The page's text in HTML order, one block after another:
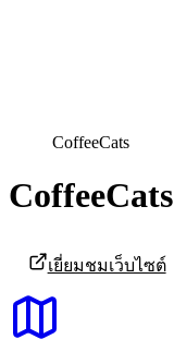
CoffeeCats
CoffeeCats
เยี่ยมชมเว็บไซต์